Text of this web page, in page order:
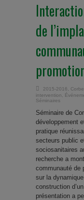
de
2015-2016
intervention
Séminaires
Séminaire de
développement
pratique
secteurs public
sociosanitaires
recherche a
communauté de
sur la
construction
présentation a